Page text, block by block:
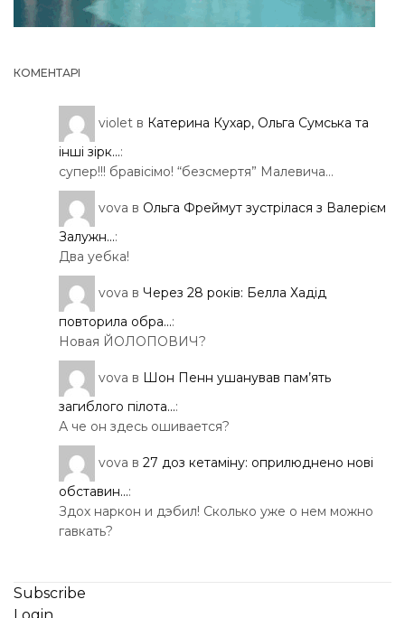
КОМЕНТАРІ
violet в Катерина Кухар, Ольга Сумська та
інші зірк...:
супер!!! бравісімо! “безсмертя” Малевича…
vova в Ольга Фреймут зустрілася з Валерієм
Залужн...:
Два уебка!
vova в Через 28 років: Белла Хадід
повторила обра...:
Новая ЙОЛОПОВИЧ?
vova в Шон Пенн ушанував пам’ять
загиблого пілота...:
А че он здесь ошивается?
vova в 27 доз кетаміну: оприлюднено нові
обставин...:
Здох наркон и дэбил! Сколько уже о нем можно
гавкать?
Subscribe